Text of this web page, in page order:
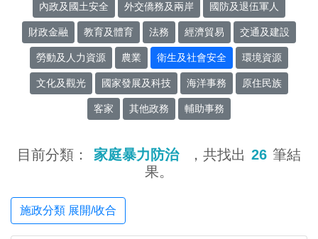
內政及國土安全 外交僑務及兩岸 國防及退伍軍人
財政金融 教育及體育 法務 經濟貿易 交通及建設
勞動及人力資源 農業 衛生及社會安全 環境資源
文化及觀光 國家發展及科技 海洋事務 原住民族
客家 其他政務 輔助事務
目前分類： 家庭暴力防治 ，共找出 26 筆結
果。
施政分類 展開/收合